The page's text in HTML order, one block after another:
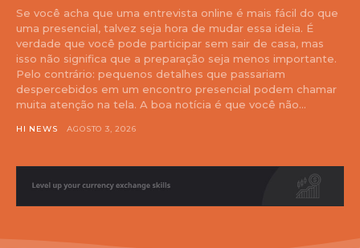
Se você acha que uma entrevista online é mais fácil do que
uma presencial, talvez seja hora de mudar essa ideia. É
verdade que você pode participar sem sair de casa, mas
isso não significa que a preparação seja menos importante.
Pelo contrário: pequenos detalhes que passariam
despercebidos em um encontro presencial podem chamar
muita atenção na tela. A boa notícia é que você não...
HI NEWS AGOSTO 3, 2026